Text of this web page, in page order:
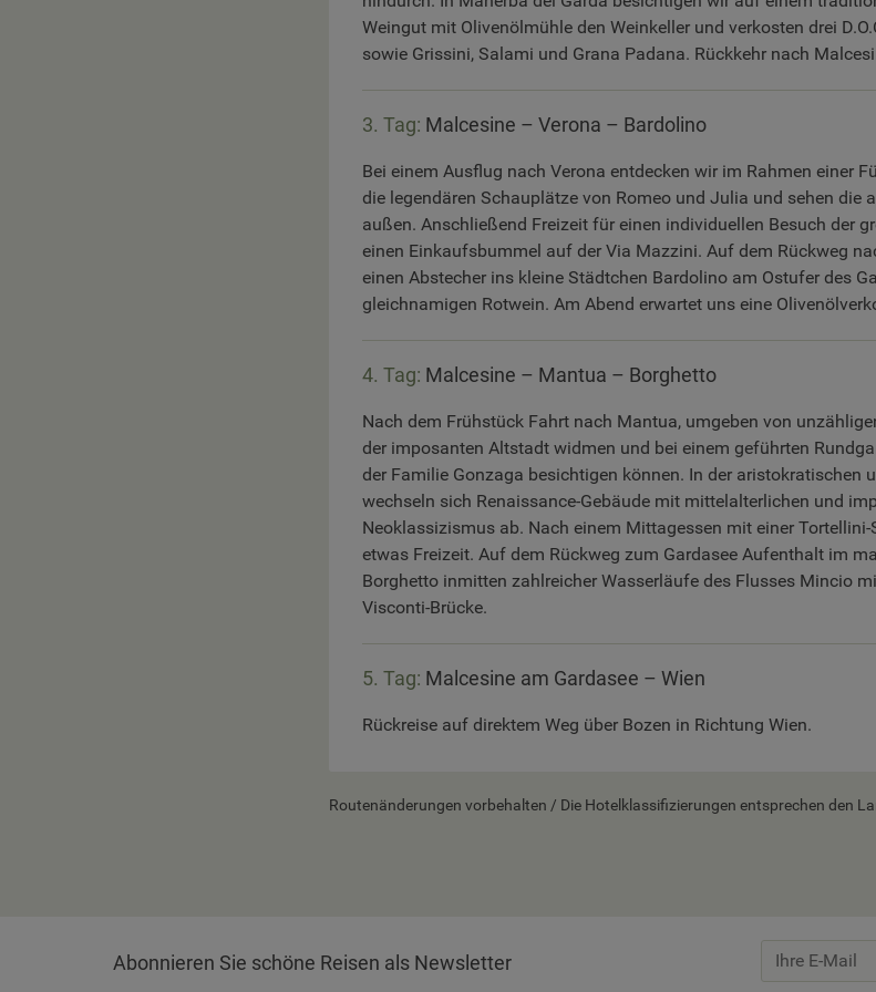
Weingut mit Olivenölmühle den Weinkeller und verkosten drei
sowie Grissini, Salami und Grana Padana. Rückkehr nach
3. Tag: Malcesine – Verona – Bardolino
Bei einem Ausflug nach Verona entdecken wir im Rahmen einer
die legendären Schauplätze von Romeo und Julia und sehen die
außen. Anschließend Freizeit für einen individuellen Besuch der
einen Einkaufsbummel auf der Via Mazzini. Auf dem Rückweg
einen Abstecher ins kleine Städtchen Bardolino am Ostufer des
gleichnamigen Rotwein. Am Abend erwartet uns eine
4. Tag: Malcesine – Mantua – Borghetto
Nach dem Frühstück Fahrt nach Mantua, umgeben von
der imposanten Altstadt widmen und bei einem geführten
der Familie Gonzaga besichtigen können. In der aristokratischen
wechseln sich Renaissance-Gebäude mit mittelalterlichen und
Neoklassizismus ab. Nach einem Mittagessen mit einer
etwas Freizeit. Auf dem Rückweg zum Gardasee Aufenthalt im
Borghetto inmitten zahlreicher Wasserläufe des Flusses Mincio
Visconti-Brücke.
5. Tag: Malcesine am Gardasee – Wien
Rückreise auf direktem Weg über Bozen in Richtung Wien.
Routenänderungen vorbehalten / Die Hotelklassifizierungen entsprechen den
Abonnieren Sie schöne Reisen als Newsletter